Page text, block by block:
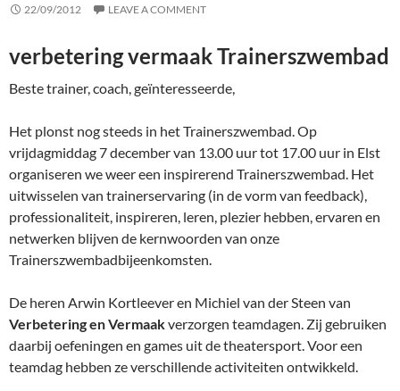
22/09/2012 LEAVE A COMMENT
verbetering vermaak Trainerszwembad
Beste trainer, coach, geïnteresseerde,
Het plonst nog steeds in het Trainerszwembad. Op
vrijdagmiddag 7 december van 13.00 uur tot 17.00 uur in Elst
organiseren we weer een inspirerend Trainerszwembad. Het
uitwisselen van trainerservaring (in de vorm van feedback),
professionaliteit, inspireren, leren, plezier hebben, ervaren en
netwerken blijven de kernwoorden van onze
Trainerszwembadbijeenkomsten.
De heren Arwin Kortleever en Michiel van der Steen van
Verbetering en Vermaakverzorgen teamdagen. Zij gebruiken
daarbij oefeningen en games uit de theatersport. Voor een
teamdag hebben ze verschillende activiteiten ontwikkeld.